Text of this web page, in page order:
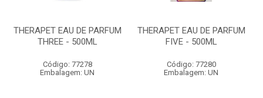
THERAPET EAU DE PARFUM
THREE - 500ML
Código: 77278
Embalagem: UN
THERAPET EAU DE PARFUM
FIVE - 500ML
Código: 77280
Embalagem: UN